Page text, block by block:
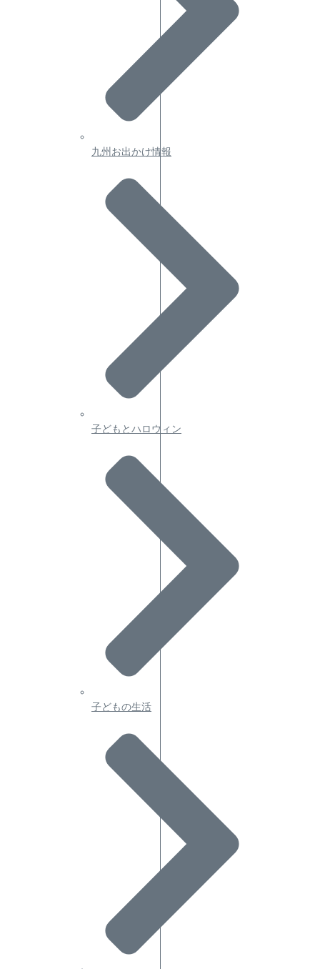
九州お出かけ情報
子どもとハロウィン
子どもの生活